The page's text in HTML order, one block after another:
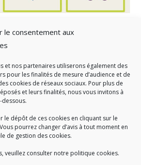
le consentement aux
et nos partenaires utiliserons également des
pour les finalités de mesure d’audience et de
cookies de réseaux sociaux. Pour plus de
et leurs finalités, nous vous invitons à
le dépôt de ces cookies en cliquant sur le
pourrez changer d’avis à tout moment en
de gestion des cookies.
veuillez consulter notre politique cookies.
est un établissement public quiexerce
public : la prévention, la collecte et la
Accueil du public :